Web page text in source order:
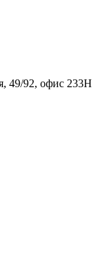
49/92, офис 233Н